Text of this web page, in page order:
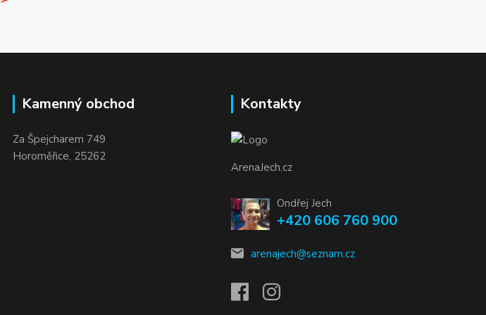
Kamenný obchod
Za Špejcharem 749
Horoměřice, 25262
Kontakty
ArenaJech.cz
Ondřej Jech
+420 606 760 900
arenajech@seznam.cz